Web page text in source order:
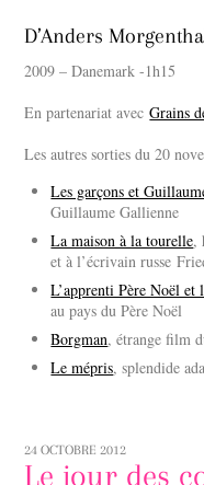
D’Anders
2009 – Danemark -1h15
En partenariat avecGrains
Les autres sorties du 20
Les garçons et
Guillaume Gallienne
La maison à la tourelle,
et à l’écrivain russe
L’apprenti Père Noël et
au pays du Père Noël
Borgman, étrange film
Le mépris, splendide
24 OCTOBRE 2012
Le jour des